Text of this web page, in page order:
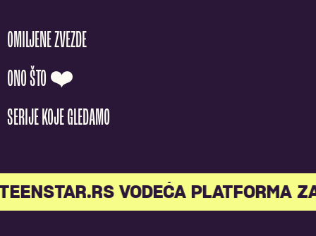
OMILJENE ZVEZDE
ONO ŠTO ❤️
SERIJE KOJE GLEDAMO
VODEĆA PLATFORMA